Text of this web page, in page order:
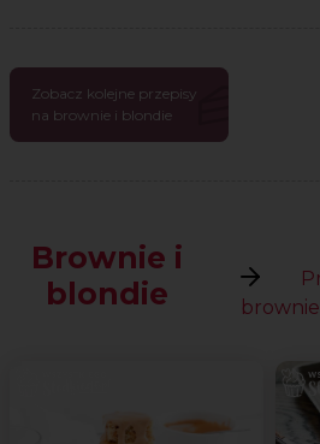
Zobacz kolejne przepisy
na brownie i blondie
Brownie i
blondie